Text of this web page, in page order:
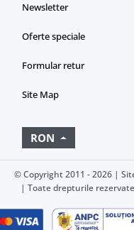
Newsletter
Oferte speciale
Formular retur
Site Map
RON
© Copyright 2011 - 2026 |
| Toate drepturile